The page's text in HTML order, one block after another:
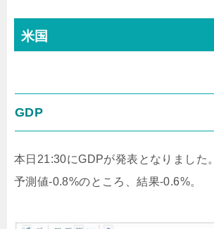
米国
GDP
本日21:30にGDPが発表となりました。
予測値-0.8%のところ、結果-0.6%。